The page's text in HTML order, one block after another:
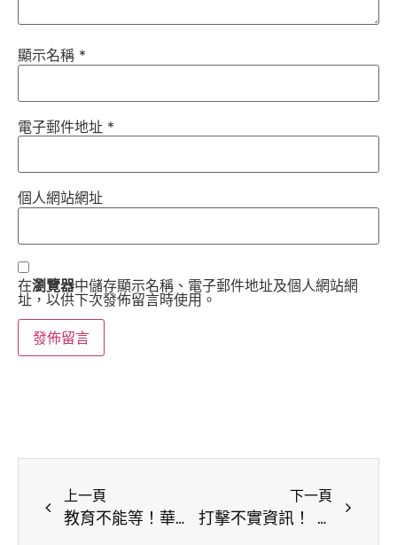
顯示名稱 *
電子郵件地址 *
個人網站網址
在瀏覽器中儲存顯示名稱、電子郵件地址及個人網站網
址，以供下次發佈留言時使用。
上一頁
教育不能等！華書和孩子一起把學習變有趣了
下一頁
打擊不實資訊！ FB台灣廣告檔案庫大公開